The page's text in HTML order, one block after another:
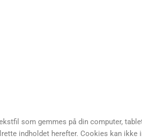
som gemmes på din computer,
indholdet herefter. Cookies kan ikke